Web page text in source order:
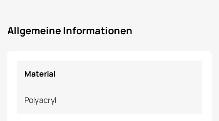
Allgemeine Informationen
Material
Polyacryl